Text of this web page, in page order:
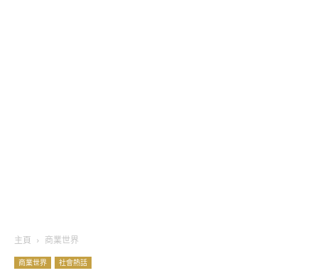
主頁 商業世界
商業世界 社會熱話